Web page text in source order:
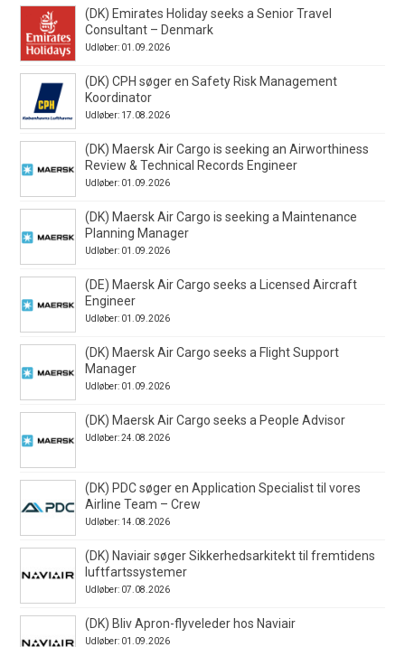
(DK) Emirates Holiday seeks a Senior Travel
Consultant – Denmark
Udløber: 01.09.2026
(DK) CPH søger en Safety Risk Management
Koordinator
Udløber: 17.08.2026
(DK) Maersk Air Cargo is seeking an Airworthiness
Review & Technical Records Engineer
Udløber: 01.09.2026
(DK) Maersk Air Cargo is seeking a Maintenance
Planning Manager
Udløber: 01.09.2026
(DE) Maersk Air Cargo seeks a Licensed Aircraft
Engineer
Udløber: 01.09.2026
(DK) Maersk Air Cargo seeks a Flight Support
Manager
Udløber: 01.09.2026
(DK) Maersk Air Cargo seeks a People Advisor
Udløber: 24.08.2026
(DK) PDC søger en Application Specialist til vores
Airline Team – Crew
Udløber: 14.08.2026
(DK) Naviair søger Sikkerhedsarkitekt til fremtidens
luftfartssystemer
Udløber: 07.08.2026
(DK) Bliv Apron-flyveleder hos Naviair
Udløber: 01.09.2026